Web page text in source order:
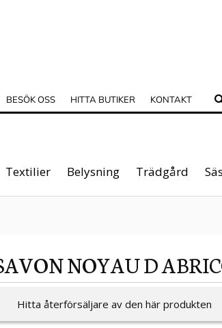
BESÖK OSS HITTA BUTIKER KONTAKT
Textilier Belysning Trädgård
SAVON NOYAU D
Hitta återförsäljare av den här produkten